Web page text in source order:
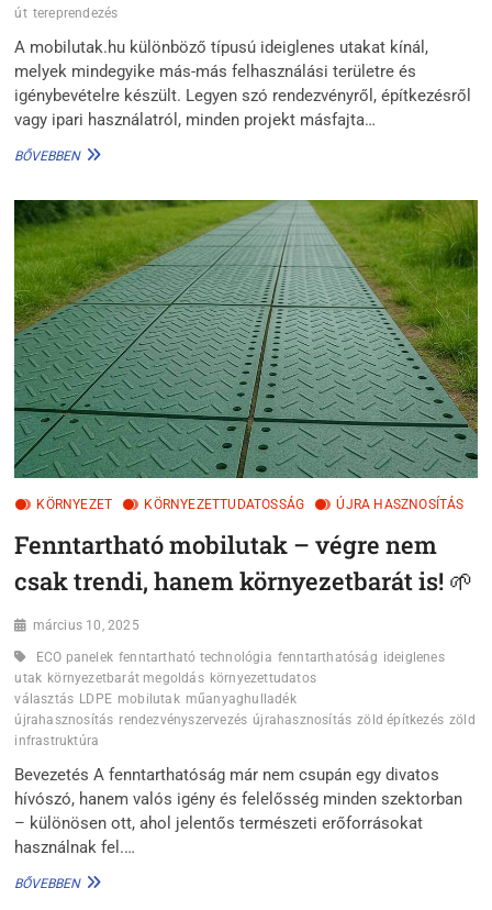
út tereprendezés
A mobilutak.hu különböző típusú ideiglenes utakat kínál,
melyek mindegyike más-más felhasználási területre és
igénybevételre készült. Legyen szó rendezvényről, építkezésről
vagy ipari használatról, minden projekt másfajta…
BŐVEBBENMOBILUTAK
SIMA,
KLASSZIKUS
VAGY
EXTRÉM?
TALÁLD
MEG
A
PROJEKTEDHEZ
LEGJOBBAT!
KÖRNYEZET KÖRNYEZETTUDATOSSÁG ÚJRA HASZNOSÍTÁS
Fenntartható mobilutak – végre nem
csak trendi, hanem környezetbarát is! 🌱
március 10, 2025
ECO panelek fenntartható technológia fenntarthatóság ideiglenes
utak környezetbarát megoldás környezettudatos
választás LDPE mobilutak műanyaghulladék
újrahasznosítás rendezvényszervezés újrahasznosítás zöld építkezés zöld
infrastruktúra
Bevezetés A fenntarthatóság már nem csupán egy divatos
hívószó, hanem valós igény és felelősség minden szektorban
– különösen ott, ahol jelentős természeti erőforrásokat
használnak fel.…
BŐVEBBENFENNTARTHATÓ